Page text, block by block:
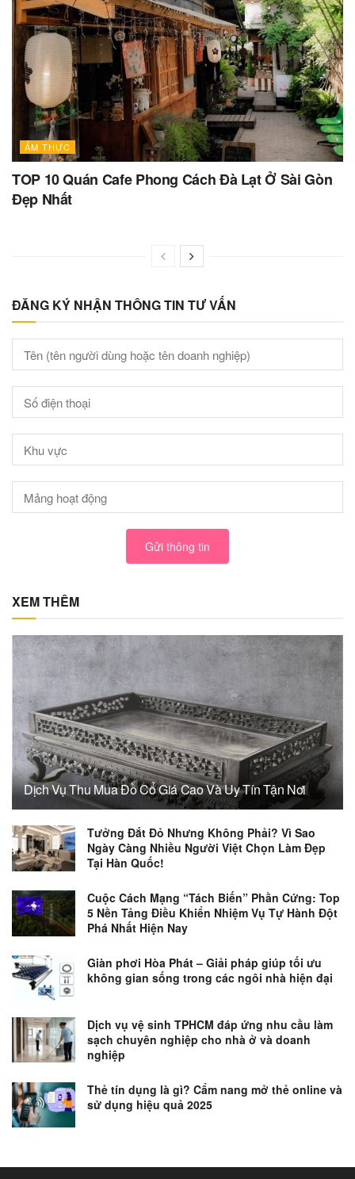
ẨM THỰC
TOP 10 Quán Cafe Phong Cách Đà Lạt Ở Sài Gòn
Đẹp Nhất
ĐĂNG KÝ NHẬN THÔNG TIN TƯ VẤN
Gửi thông tin
XEM THÊM
Dịch Vụ Thu Mua Đồ Cổ Giá Cao Và Uy Tín Tận Nơi
Tưởng Đắt Đỏ Nhưng Không Phải? Vì Sao
Ngày Càng Nhiều Người Việt Chọn Làm Đẹp
Tại Hàn Quốc!
Cuộc Cách Mạng “Tách Biến” Phần Cứng: Top
5 Nền Tảng Điều Khiển Nhiệm Vụ Tự Hành Đột
Phá Nhất Hiện Nay
Giàn phơi Hòa Phát – Giải pháp giúp tối ưu
không gian sống trong các ngôi nhà hiện đại
Dịch vụ vệ sinh TPHCM đáp ứng nhu cầu làm
sạch chuyên nghiệp cho nhà ở và doanh
nghiệp
Thẻ tín dụng là gì? Cẩm nang mở thẻ online và
sử dụng hiệu quả 2025